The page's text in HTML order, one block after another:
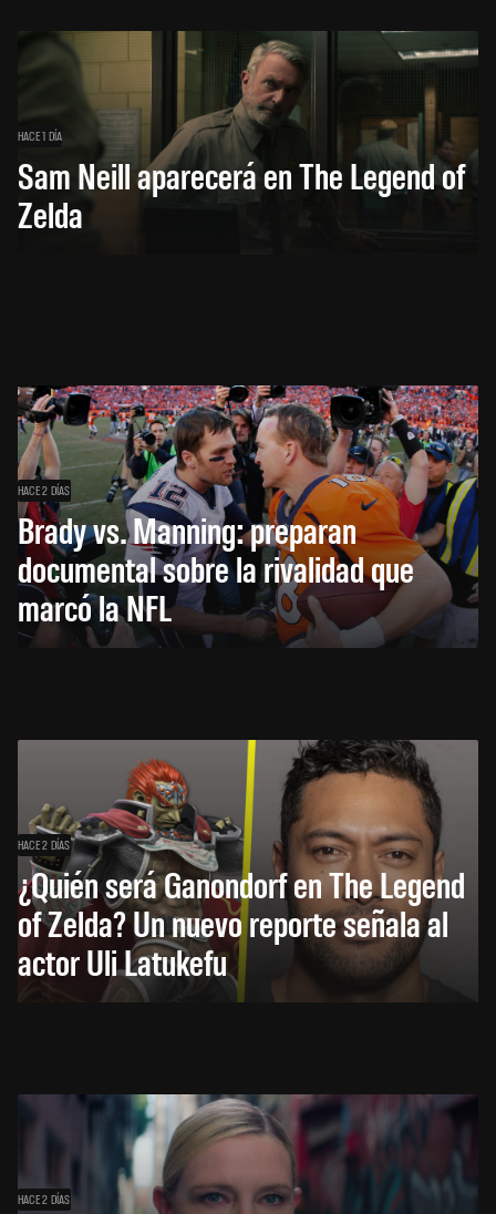
HACE 1 DÍA
Sam Neill aparecerá en The Legend of
Zelda
HACE 2 DÍAS
Brady vs. Manning: preparan
documental sobre la rivalidad que
marcó la NFL
HACE 2 DÍAS
¿Quién será Ganondorf en The Legend
of Zelda? Un nuevo reporte señala al
actor Uli Latukefu
HACE 2 DÍAS